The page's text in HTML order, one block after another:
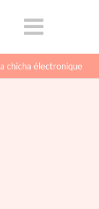
chicha électronique